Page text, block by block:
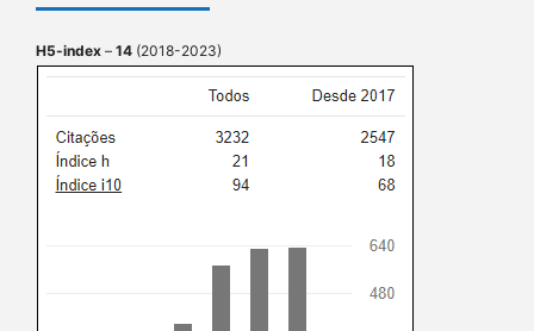
H5-index – 14 (2018-2023)